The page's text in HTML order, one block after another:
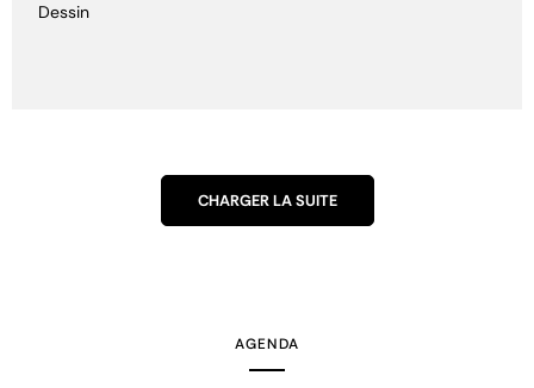
Dessin
CHARGER LA SUITE
AGENDA